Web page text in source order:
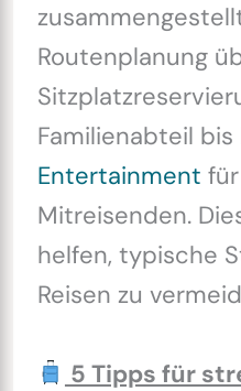
Routenplanung
Familienabteil bis
Entertainment
Mitreisenden.
helfen, typische
Reisen zu
5 Tipps für